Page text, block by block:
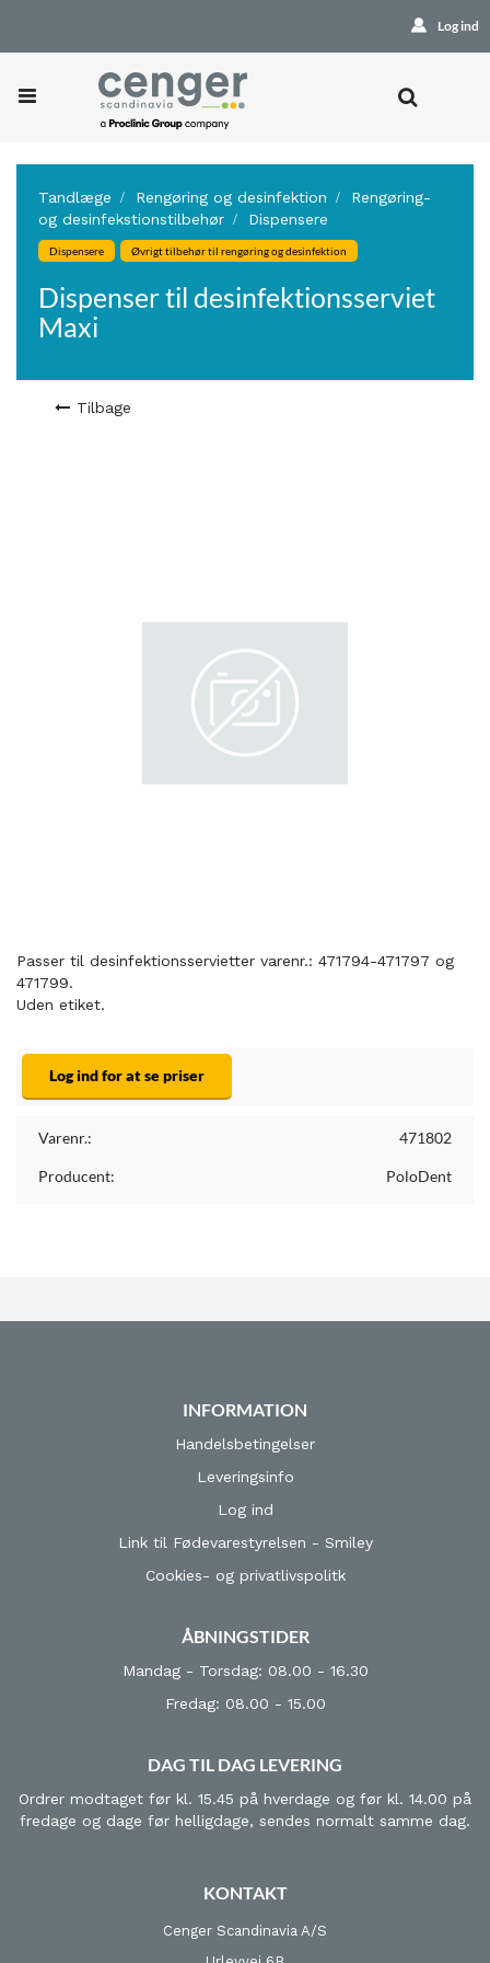
Log ind
Tandlæge Rengøring og desinfektion
Rengøring-
og desinfekstionstilbehør
Dispensere
Dispensere Øvrigt tilbehør til rengøring og desinfektion
Dispenser til desinfektionsserviet
Maxi
Tilbage
Passer til desinfektionsservietter varenr.: 471794-471797 og
471799.
Uden etiket.
Log ind for at se priser
Varenr.: 471802
Producent: PoloDent
INFORMATION
Handelsbetingelser
Leveringsinfo
Log ind
Link til Fødevarestyrelsen - Smiley
Cookies- og privatlivspolitk
ÅBNINGSTIDER
Mandag - Torsdag: 08.00 - 16.30
Fredag: 08.00 - 15.00
DAG TIL DAG LEVERING
Ordrer modtaget før kl. 15.45 på hverdage og før kl. 14.00 på
fredage og dage før helligdage, sendes normalt samme dag.
KONTAKT
Cenger Scandinavia A/S